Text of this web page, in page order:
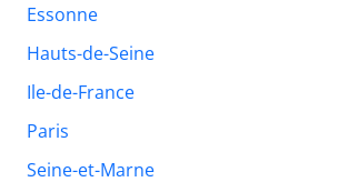
Essonne
Hauts-de-Seine
Ile-de-France
Paris
Seine-et-Marne